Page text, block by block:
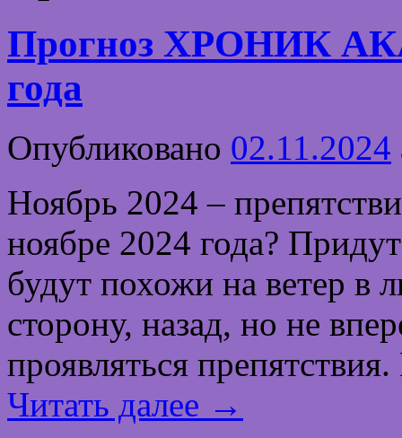
Прогноз ХРОНИК
года
Опубликовано 02.11.2024
Ноябрь 2024 –
ноябре 2024 года?
будут похожи на ветер в
сторону, назад, но не
проявляться
Читать далее →